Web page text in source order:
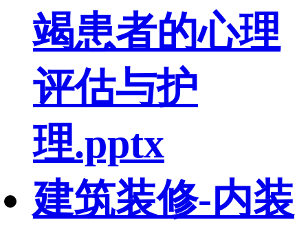
竭患者的心理
评估与护
理.pptx
建筑装修-内装